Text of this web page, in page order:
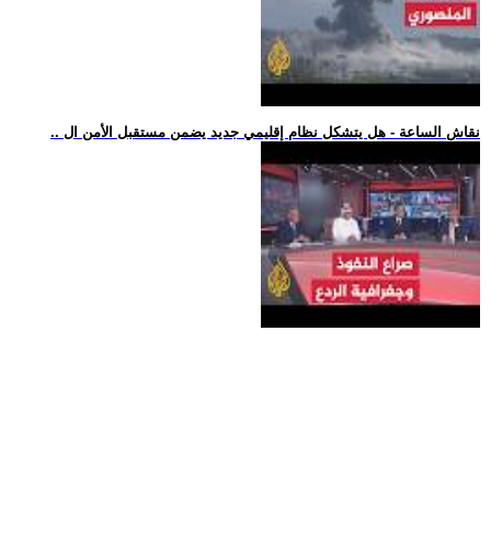
.. نقاش الساعة - هل يتشكل نظام إقليمي جديد يضمن مستقبل الأمن ال